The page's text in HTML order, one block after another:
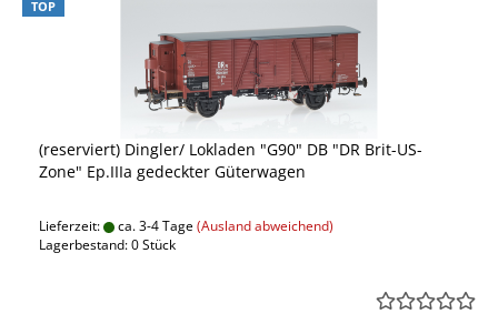
TOP
(reserviert) Dingler/ Lokladen "G90" DB "DR Brit-US-
Zone" Ep.IIIa gedeckter Güterwagen
Lieferzeit: ca. 3-4 Tage(Ausland abweichend)
Lagerbestand: 0 Stück